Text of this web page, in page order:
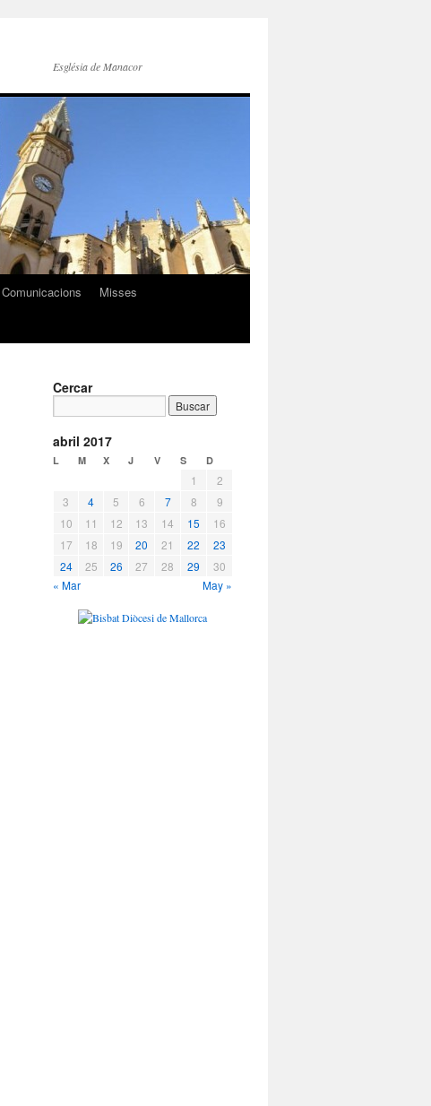
Església de Manacor
Comunicacions
Misses
Cercar
abril 2017
L M X J V S D
1
2
3
4 5 6 7 8
9
10
11 12 13 14 15
16
17
18 19 20 21 22
23
24
25 26 27 28 29
30
« Mar
May »